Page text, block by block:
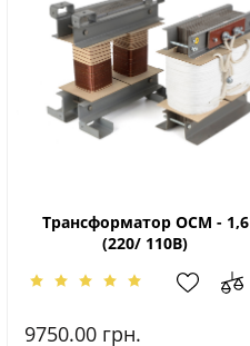
Трансформатор ОСМ - 1,6
(220/ 110В)
9750.00 грн.